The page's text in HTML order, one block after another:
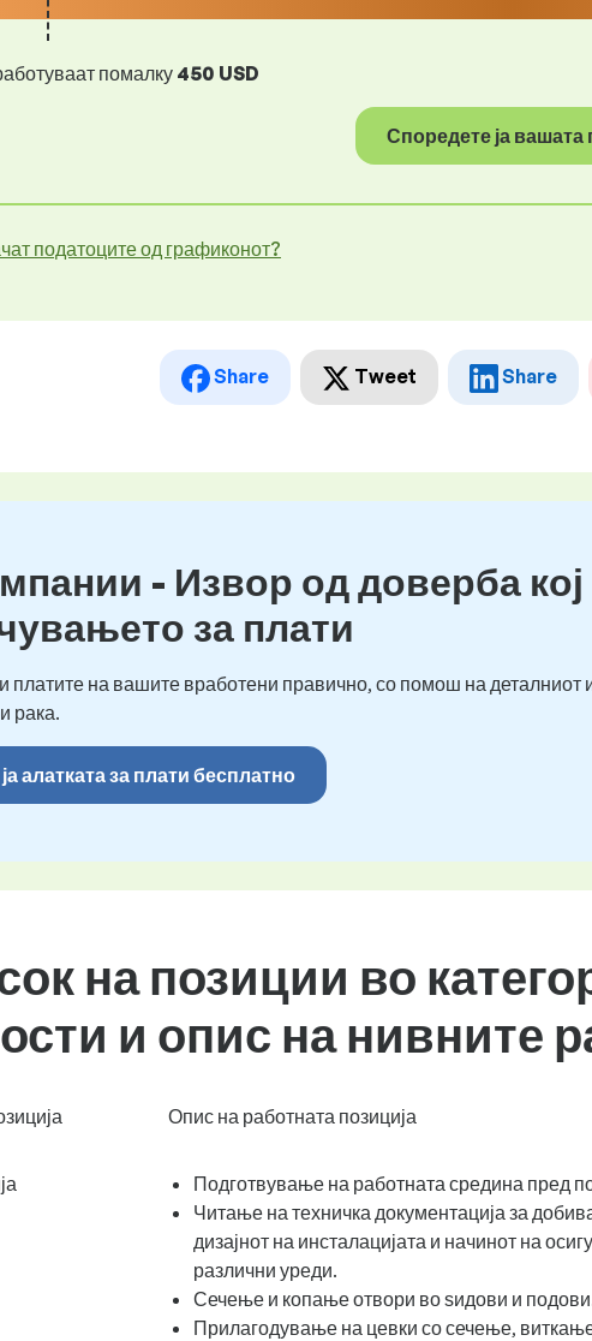
помалку 450 USD
Споредете ја вашата
податоците од графиконот?
Share Tweet Share
- Извор од доверба
за плати
платите на вашите вработени правично, со помош на деталниот
рака.
алатката за плати бесплатно
на позиции во
и опис на нивните
Опис на работната позиција
Подготвување на работната средина пред
Читање на техничка документација за
дизајнот на инсталацијата и начинот на
различни уреди.
Сечење и копање отвори во ѕидови и
Прилагодување на цевки со сечење,